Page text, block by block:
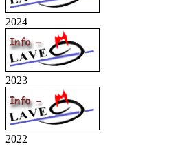
2024
2023
2022